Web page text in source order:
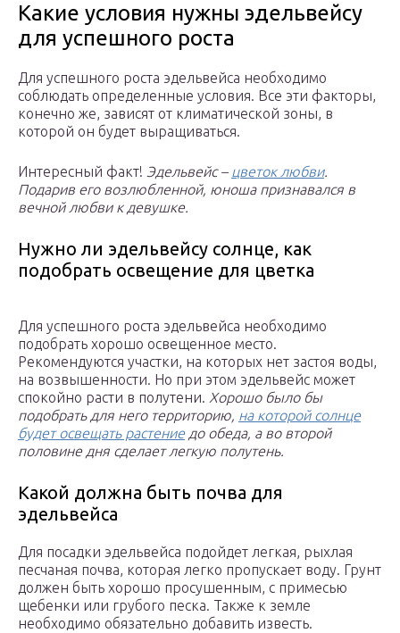
Какие условия нужны эдельвейсу
для успешного роста
Для успешного роста эдельвейса необходимо
соблюдать определенные условия. Все эти факторы,
конечно же, зависят от климатической зоны, в
которой он будет выращиваться.
Интересный факт! Эдельвейс – цветок любви.
Подарив его возлюбленной, юноша признавался в
вечной любви к девушке.
Нужно ли эдельвейсу солнце, как
подобрать освещение для цветка
Для успешного роста эдельвейса необходимо
подобрать хорошо освещенное место.
Рекомендуются участки, на которых нет застоя воды,
на возвышенности. Но при этом эдельвейс может
спокойно расти в полутени. Хорошо было бы
подобрать для него территорию, на которой солнце
будет освещать растение до обеда, а во второй
половине дня сделает легкую полутень.
Какой должна быть почва для
эдельвейса
Для посадки эдельвейса подойдет легкая, рыхлая
песчаная почва, которая легко пропускает воду. Грунт
должен быть хорошо просушенным, с примесью
щебенки или грубого песка. Также к земле
необходимо обязательно добавить известь.